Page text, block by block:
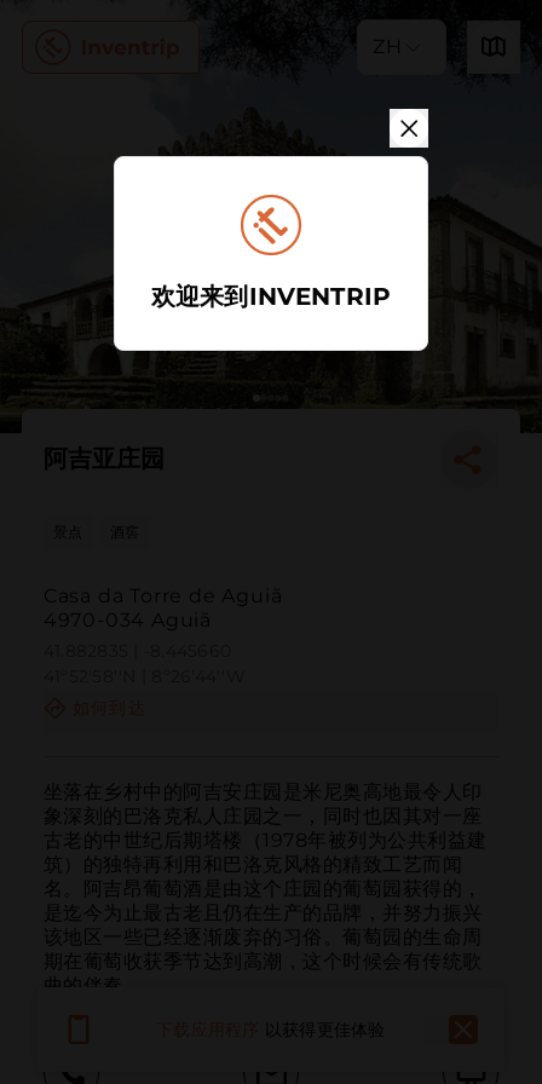
ZH
阿吉亚庄园
Casa da Torre de Aguiã
4970-034 Aguiã
坐落在乡村中的阿吉安庄园是米尼奥高地最令人印
象深刻的巴洛克私人庄园之一，同时也因其对一座
古老的中世纪后期塔楼（1978年被列为公共利益建
筑）的独特再利用和巴洛克风格的精致工艺而闻
名。阿吉昂葡萄酒是由这个庄园的葡萄园获得的，
是迄今为止最古老且仍在生产的品牌，并努力振兴
该地区一些已经逐渐废弃的习俗。葡萄园的生命周
期在葡萄收获季节达到高潮，这个时候会有传统歌
曲的伴奏。
以获得更佳体验
欢迎来到INVENTRIP